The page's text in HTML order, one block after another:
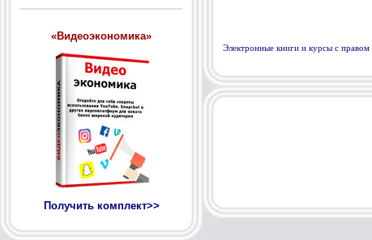
«Видеоэкономика»
Получить комплект>>
Электронные книги и курсы с